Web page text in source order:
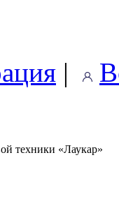
|
техники «Лаукар»